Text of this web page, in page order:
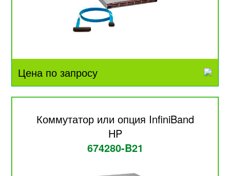
Цена по запросу
Коммутатор или опция InfiniBand
HP
674280-B21